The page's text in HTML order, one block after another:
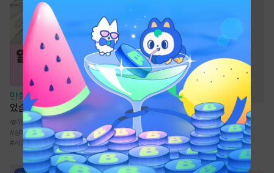
만화 [일권만] 제 약혼은 취소되
었습니다 [단행본]
1천
#상처녀 # 트라우마 #연애/결혼 #로맨스
#서양풍
웹툰 원스 어폰 어 타임
271.5만
#모솔녀 #서양풍 #로맨스 #성장물
#까칠남